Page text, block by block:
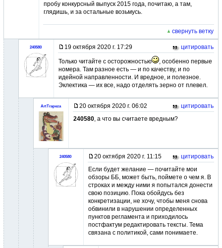
пробу конкурсный выпуск 2015 года, почитаю, а там,
глядишь, и за остальные возьмусь.
свернуть ветку
240580 19 октября 2020 г. 17:29 цитировать
Только читайте с осторожностью
, особенно первые
номера. Там разное есть — и по качеству, и по
идейной направленности. И вредное, и полезное.
Эклектика — их все, надо отделять зерно от плевел.
ArtTrapeza 20 октября 2020 г. 06:02
цитировать
240580, а что вы считаете вредным?
240580 20 октября 2020 г. 11:15
цитировать
Если будет желание — почитайте мои
обзоры ББ, может быть, поймете о чем я. В
строках и между ними я попытался донести
свою позицию. Пока обойдусь без
конкретизации, не хочу, чтобы меня снова
обвинили в нарушении определенных
пунктов регламента и приходилось
постфактум редактировать тексты. Тема
связана с политикой, сами понимаете.